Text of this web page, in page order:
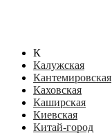
К
Калужская
Кантемировская
Каховская
Каширская
Киевская
Китай-город